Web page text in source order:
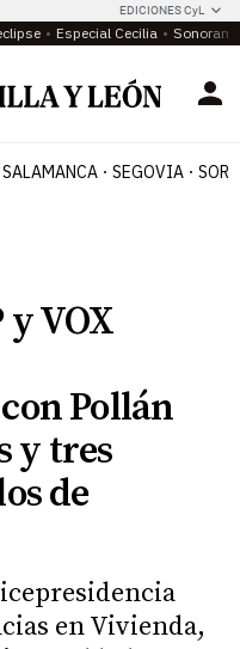
EDICIONES CyL
Especial Cecilia
SALAMANCA SEGOVIA
y VOX
Pollán
y tres
de
en Vivienda,